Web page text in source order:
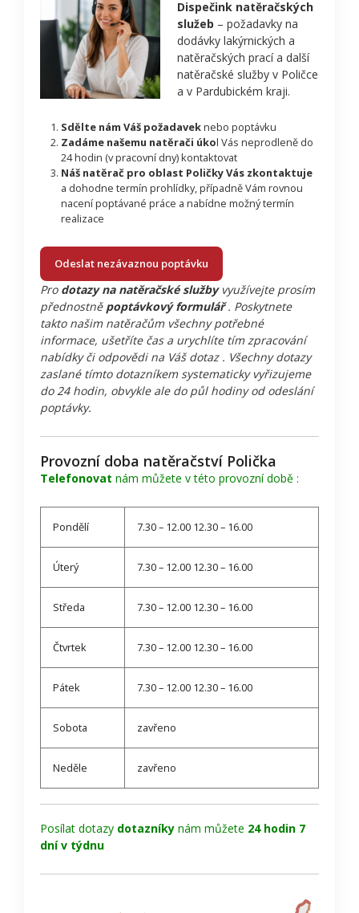
Dispečink natěračských
služeb – požadavky na
dodávky lakýrnických a
natěračských prací a další
natěračské služby v Poličce
a v Pardubickém kraji.
Sdělte nám Váš požadaveknebo poptávku
Zadáme našemu natěrači úkol Vás neprodleně do
24 hodin (v pracovní dny) kontaktovat
Náš natěrač pro oblast Poličky Vás zkontaktuje
a dohodne termín prohlídky, případně Vám rovnou
nacení poptávané práce a nabídne možný termín
realizace
Odeslat nezávaznou poptávku
Pro dotazy na natěračské službyvyužívejte prosím
přednostně poptávkový formulář. Poskytnete
takto našim natěračům všechny potřebné
informace, ušetříte čas a urychlíte tím zpracování
nabídky či odpovědi na Váš dotaz . Všechny dotazy
zaslané tímto dotazníkem systematicky vyřizujeme
do 24 hodin, obvykle ale do půl hodiny od odeslání
poptávky.
Provozní doba natěračství Polička
Telefonovat nám můžete v této provozní době :
Pondělí 7.30 – 12.00 12.30 – 16.00
Úterý 7.30 – 12.00 12.30 – 16.00
Středa 7.30 – 12.00 12.30 – 16.00
Čtvrtek 7.30 – 12.00 12.30 – 16.00
Pátek 7.30 – 12.00 12.30 – 16.00
Sobota zavřeno
Neděle zavřeno
Posílat dotazy dotazníky nám můžete 24 hodin 7
dní v týdnu